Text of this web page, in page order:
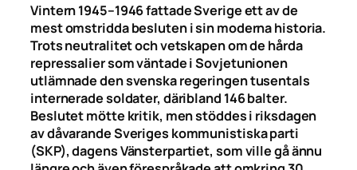
Vintern 1945–1946 fattade Sverige ett av de
mest omstridda besluten i sin moderna historia.
Trots neutralitet och vetskapen om de hårda
repressalier som väntade i Sovjetunionen
utlämnade den svenska regeringen tusentals
internerade soldater, däribland 146 balter.
Beslutet mötte kritik, men stöddes i riksdagen
av dåvarande Sveriges kommunistiska parti
(SKP), dagens Vänsterpartiet, som ville gå ännu